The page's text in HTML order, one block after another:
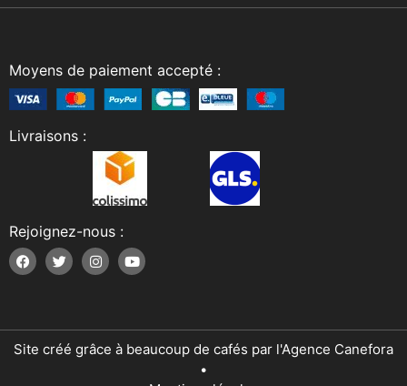
Moyens de paiement accepté :
Livraisons :
Rejoignez-nous :
Site créé grâce à beaucoup de cafés par l'Agence Canefora
•